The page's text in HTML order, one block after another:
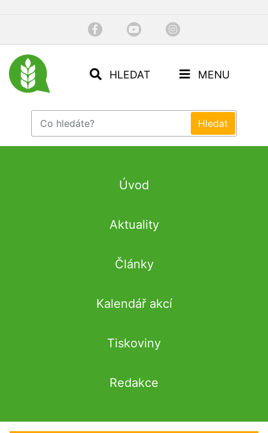
HLEDAT MENU
Úvod
Aktuality
Články
Kalendář akcí
Tiskoviny
Redakce